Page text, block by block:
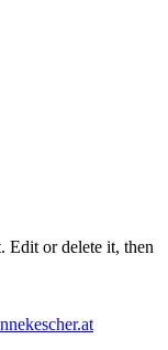
Edit or delete it, then